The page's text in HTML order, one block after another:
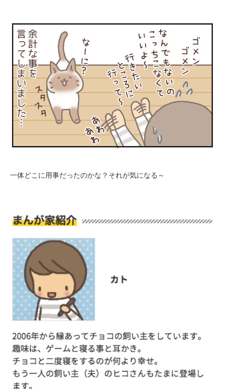
一体どこに用事だったのかな？それが気になる～
pecodogs
いぬ部をフォロー
アプリをダウンロードする